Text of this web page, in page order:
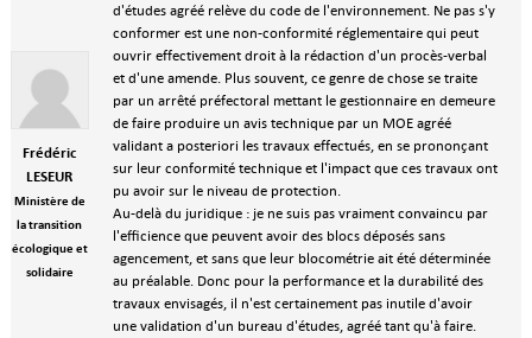
Frédéric
LESEUR
Ministère de
la transition
écologique et
solidaire
d'études agréé relève du code de l'environnement. Ne pas s'y
conformer est une non-conformité réglementaire qui peut
ouvrir effectivement droit à la rédaction d'un procès-verbal
et d'une amende. Plus souvent, ce genre de chose se traite
par un arrêté préfectoral mettant le gestionnaire en demeure
de faire produire un avis technique par un MOE agréé
validant a posteriori les travaux effectués, en se prononçant
sur leur conformité technique et l'impact que ces travaux ont
pu avoir sur le niveau de protection.
Au-delà du juridique : je ne suis pas vraiment convaincu par
l'efficience que peuvent avoir des blocs déposés sans
agencement, et sans que leur blocométrie ait été déterminée
au préalable. Donc pour la performance et la durabilité des
travaux envisagés, il n'est certainement pas inutile d'avoir
une validation d'un bureau d'études, agréé tant qu'à faire.